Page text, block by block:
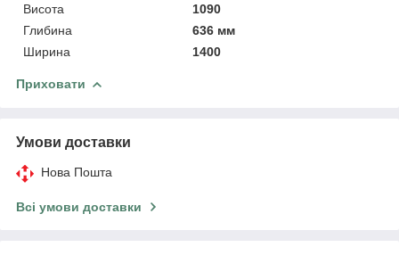
Висота
1090
Глибина
636 мм
Ширина
1400
Приховати
Умови доставки
Нова Пошта
Всі умови доставки